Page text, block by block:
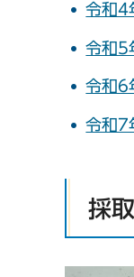
令和4
令和5
令和6
令和7
採